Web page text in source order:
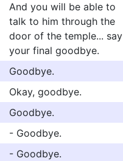
And you will be able to
talk to him through the
door of the temple... say
your final goodbye.
Goodbye.
Okay, goodbye.
Goodbye.
- Goodbye.
- Goodbye.